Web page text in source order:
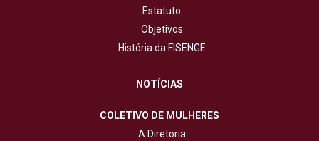
Estatuto
Objetivos
História da FISENGE
NOTÍCIAS
COLETIVO DE MULHERES
A Diretoria